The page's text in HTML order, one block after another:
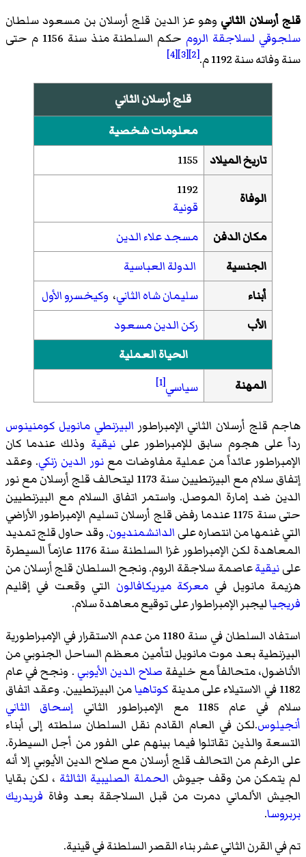
قلج أرسلان الثاني وهو عز الدين قلج أرسلان بن مسعود سلطان
سلجوقي لسلاجقة الروم
حكم السلطنة منذ سنة 1156 م حتى
سنة وفاته سنة 1192 م.
[2]
[3]
[4]
قلج أرسلان الثاني
معلومات شخصية
تاريخ الميلاد
1155
الوفاة
1192
قونية
مكان الدفن
مسجد علاء الدين
الجنسية
الدولة العباسية
أبناء
سليمان شاه الثاني، وكيخسرو الأول
الأب
ركن الدين مسعود
الحياة العملية
المهنة
سياسي[1]
هاجم قلج أرسلان الثاني الإمبراطور البيزنطي مانويل كومنينوس
رداً على هجوم سابق للإمبراطور علىنيقية وذلك عندما كان
الإمبراطور عائداً من عملية مفاوضات معنور الدين زنكي. وعقد
إتفاق سلام مع البيزنطيين سنة 1173 ليتحالف قلج أرسلان مع نور
الدين ضد إمارة الموصل. واستمر اتفاق السلام مع البيزنطيين
حتى سنة 1175 عندما رفض قلج أرسلان تسليم الإمبراطور الأراضي
التي غنمها من انتصاره على الدانشمنديون. وقد حاول قلج تمديد
المعاهدة لكن الإمبراطور غزا السلطنة سنة 1176 عازماً السيطرة
علىنيقيةعاصمة سلاجقة الروم. ونجح السلطان قلج أرسلان من
هزيمة مانويل في معركة ميريكافالون التي وقعت في إقليم
فريجياليجبر الإمبراطوار على توقيع معاهدة سلام.
استفاد السلطان في سنة 1180 من عدم الاستقرار في الإمبراطورية
البيزنطية بعد موت مانويل لتأمين معظم الساحل الجنوبي من
الأناضول، متحالفاً مع خليفة صلاح الدين الأيوبي . ونجح في عام
1182 في الاستيلاء على مدينة
كوتاهيامن البيزنطيين. وعقد اتفاق
سلام في عام 1185 مع الإمبراطور الثاني
إسحاق الثاني
أنجيلوس.لكن في العام القادم نقل السلطان سلطته إلى أبناء
التسعة والذين تقاتلوا فيما بينهم على الفور من أجل السيطرة.
على الرغم من التحالف قلج أرسلان مع صلاح الدين الأيوبي إلا أنه
لم يتمكن من وقف جيوش الحملة الصليبية الثالثة ، لكن بقايا
الجيش الألماني دمرت من قبل السلاجقة بعد وفاة فريدريك
بربروسا.
تم في القرن الثاني عشر بناء القصر السلطنة في قينية.